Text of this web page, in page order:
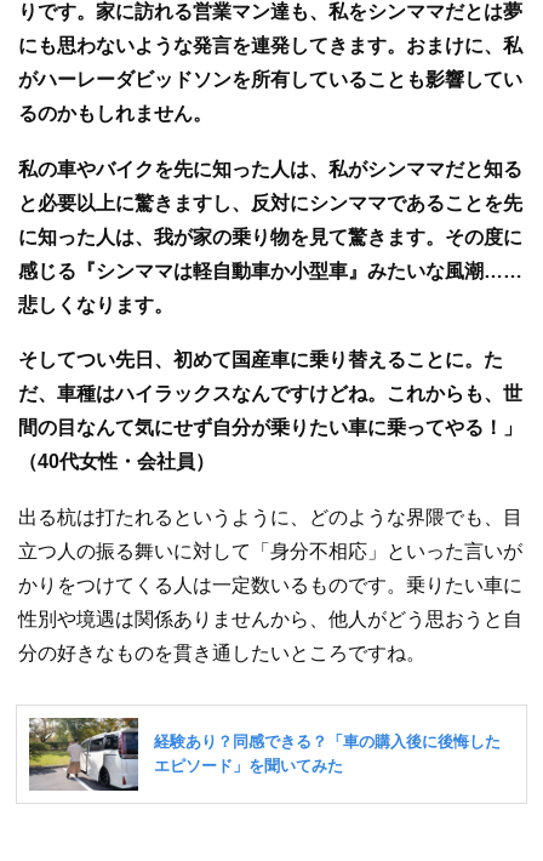
りです。家に訪れる営業マン達も、私をシンママだとは夢
にも思わないような発言を連発してきます。おまけに、私
がハーレーダビッドソンを所有していることも影響してい
るのかもしれません。
私の車やバイクを先に知った人は、私がシンママだと知る
と必要以上に驚きますし、反対にシンママであることを先
に知った人は、我が家の乗り物を見て驚きます。その度に
感じる『シンママは軽自動車か小型車』みたいな風潮……
悲しくなります。
そしてつい先日、初めて国産車に乗り替えることに。た
だ、車種はハイラックスなんですけどね。これからも、世
間の目なんて気にせず自分が乗りたい車に乗ってやる！」
（40代女性・会社員）
出る杭は打たれるというように、どのような界隈でも、目
立つ人の振る舞いに対して「身分不相応」といった言いが
かりをつけてくる人は一定数いるものです。乗りたい車に
性別や境遇は関係ありませんから、他人がどう思おうと自
分の好きなものを貫き通したいところですね。